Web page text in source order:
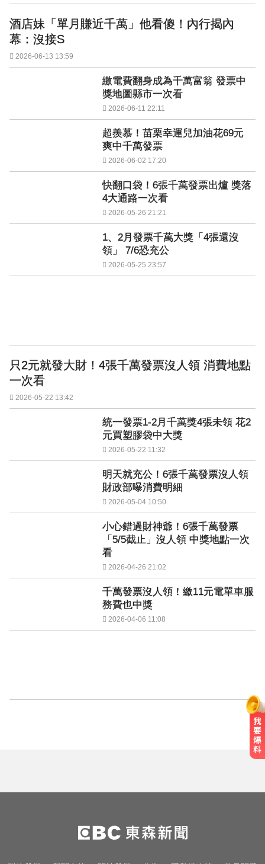
酒店妹「單月賺近千萬」他看傻！內行揭內
幕：沒接S
2026-06-13 13:59
繳電費翻身成為千萬富翁 發票中
獎地圖縣市一次看
2026-06-11 22:11
超羨慕！苗栗幸運兒加油花69元
爽中千萬發票
2026-06-02 17:20
快翻口袋！6張千萬發票出爐 獎落
4大通路一次看
2026-05-26 21:21
1、2月發票千萬大獎「4張還沒
領」 7/6恐充公
2026-05-25 23:57
只2元就發大財！4張千萬發票沒人領 消費地點
一次看
2026-05-22 13:42
統一發票1-2月千萬獎4張未領 花2
元買塑膠袋中大獎
2026-05-22 11:32
明天就充公！6張千萬發票沒人領
財政部曝消費明細
2026-05-04 10:50
小心錯過財神爺！6張千萬發票
「5/5截止」沒人領 中獎地點一次
看
2026-04-26 21:02
千萬發票沒人領！繳11元電單車服
務費也中獎
2026-04-06 11:08